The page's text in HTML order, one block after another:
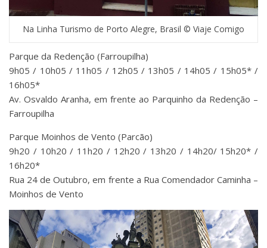
Na Linha Turismo de Porto Alegre, Brasil © Viaje Comigo
Parque da Redenção (Farroupilha)
9h05 / 10h05 / 11h05 / 12h05 / 13h05 / 14h05 / 15h05* /
16h05*
Av. Osvaldo Aranha, em frente ao Parquinho da Redenção –
Farroupilha
Parque Moinhos de Vento (Parcão)
9h20 / 10h20 / 11h20 / 12h20 / 13h20 / 14h20/ 15h20* /
16h20*
Rua 24 de Outubro, em frente a Rua Comendador Caminha –
Moinhos de Vento